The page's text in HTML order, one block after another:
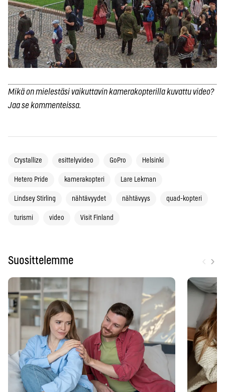
Mikä on mielestäsi vaikuttavin kamerakopterilla kuvattu video?
Jaa se kommenteissa.
Crystallize esittelyvideo GoPro Helsinki
Hetero Pride kamerakopteri Lare Lekman
Lindsey Stirling nähtävyydet nähtävyys quad-kopteri
turismi video Visit Finland
Suosittelemme ›